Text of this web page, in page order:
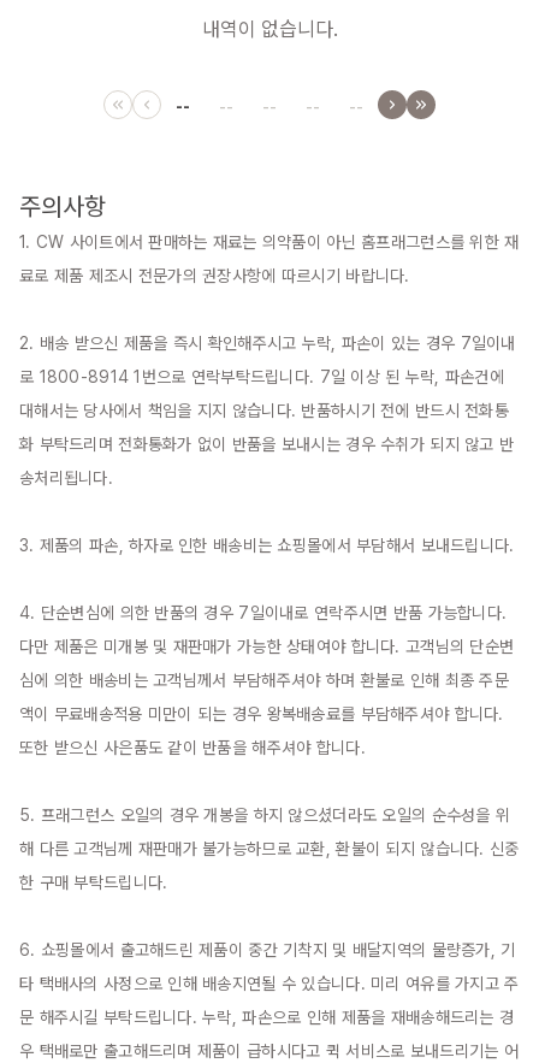
내역이 없습니다.
-- -- -- -- --
주의사항
1. CW 사이트에서 판매하는 재료는 의약품이 아닌 홈프래그런스를 위한 재
료로 제품 제조시 전문가의 권장사항에 따르시기 바랍니다.
2. 배송 받으신 제품을 즉시 확인해주시고 누락, 파손이 있는 경우 7일이내
로 1800-8914 1번으로 연락부탁드립니다. 7일 이상 된 누락, 파손건에
대해서는 당사에서 책임을 지지 않습니다. 반품하시기 전에 반드시 전화통
화 부탁드리며 전화통화가 없이 반품을 보내시는 경우 수취가 되지 않고 반
송처리됩니다.
3. 제품의 파손, 하자로 인한 배송비는 쇼핑몰에서 부담해서 보내드립니다.
4. 단순변심에 의한 반품의 경우 7일이내로 연락주시면 반품 가능합니다.
다만 제품은 미개봉 및 재판매가 가능한 상태여야 합니다. 고객님의 단순변
심에 의한 배송비는 고객님께서 부담해주셔야 하며 환불로 인해 최종 주문
액이 무료배송적용 미만이 되는 경우 왕복배송료를 부담해주셔야 합니다.
또한 받으신 사은품도 같이 반품을 해주셔야 합니다.
5. 프래그런스 오일의 경우 개봉을 하지 않으셨더라도 오일의 순수성을 위
해 다른 고객님께 재판매가 불가능하므로 교환, 환불이 되지 않습니다. 신중
한 구매 부탁드립니다.
6. 쇼핑몰에서 출고해드린 제품이 중간 기착지 및 배달지역의 물량증가, 기
타 택배사의 사정으로 인해 배송지연될 수 있습니다. 미리 여유를 가지고 주
문 해주시길 부탁드립니다. 누락, 파손으로 인해 제품을 재배송해드리는 경
우 택배로만 출고해드리며 제품이 급하시다고 퀵 서비스로 보내드리기는 어